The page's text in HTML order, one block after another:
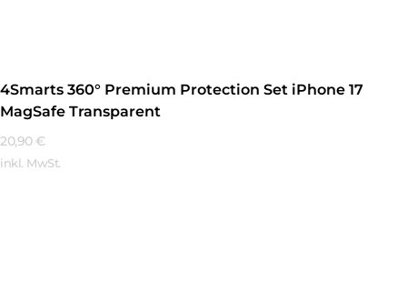
4Smarts 360° Premium Protection Set iPhone 17
MagSafe Transparent
20,90 €
inkl. MwSt.